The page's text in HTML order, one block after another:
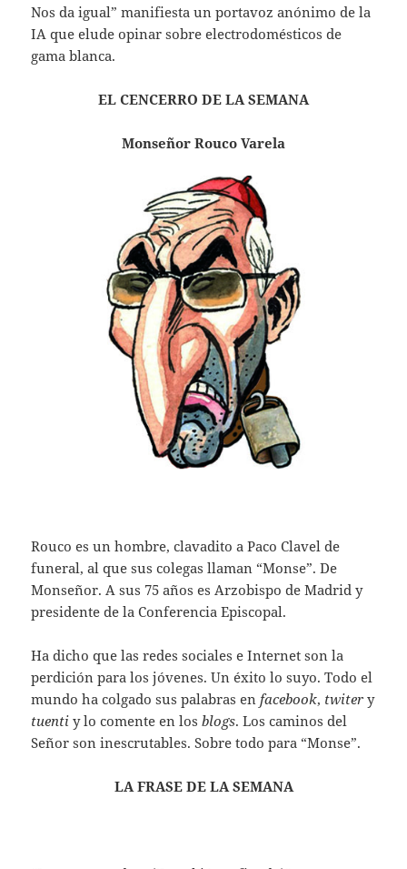
Nos da igual” manifiesta un portavoz anónimo de la
IA que elude opinar sobre electrodomésticos de
gama blanca.
EL CENCERRO DE LA SEMANA
Monseñor Rouco Varela
Rouco es un hombre, clavadito a Paco Clavel de
funeral, al que sus colegas llaman “Monse”. De
Monseñor. A sus 75 años es Arzobispo de Madrid y
presidente de la Conferencia Episcopal.
Ha dicho que las redes sociales e Internet son la
perdición para los jóvenes. Un éxito lo suyo. Todo el
mundo ha colgado sus palabras enfacebook, twiter y
tuentiy lo comente en losblogs. Los caminos del
Señor son inescrutables. Sobre todo para “Monse”.
LA FRASE DE LA SEMANA